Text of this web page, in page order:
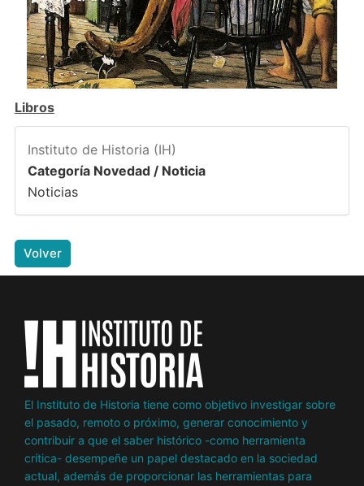
Libros
Instituto de Historia (IH)
Categoría Novedad / Noticia
Noticias
Volver
El Instituto de Historia tiene como objetivo investigar sobre
el pasado, remoto o próximo, generar conocimiento y
contribuir a que el saber histórico -como herramienta
crítica- desempeñe un papel destacado en la sociedad
actual, además de proporcionar las herramientas para